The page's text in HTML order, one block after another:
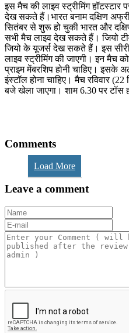
इस मैच की लाइव स्ट्रीमिंग हॉटस्टार
देख सकते हैं।भारत बनाम दक्षिण
सितंबर से शुरू हो चुकी भारत और
सभी मैच लाइव देख सकते हैं। जियो
जियो के यूजर्स देख सकते हैं। इस
लाइव स्ट्रीमिंग की जाएगी। इन मैच
प्राइम मेंबरशिप होनी चाहिए। इसके
इंस्टॉल होना चाहिए। मैच रविवार
बजे खेला जाएगा। शाम 6.30 पर टॉस
Comments
Load More
Leave a comment